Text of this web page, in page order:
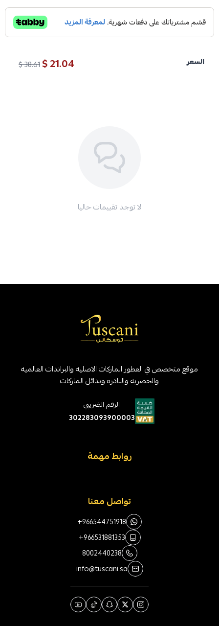
السعر 21.04 $
38.61 $
لا توجد تقييمات حاليا
موقع متخصص في العطور الماركات الاصليه والبراندات العالميه
والحصريه والنادره وبدائل الماركات
الرقم الضريبي
302283093900003
روابط مهمة
تواصل معنا
+966544751918
+966531881353
8002440238
info@tuscani.sa